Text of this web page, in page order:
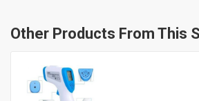
Other Products From This